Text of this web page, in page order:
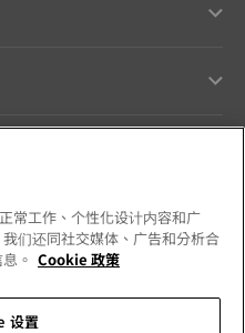
常工作、个性化设计内容和广
们还同社交媒体、广告和分析合
。 Cookie 政策
设置